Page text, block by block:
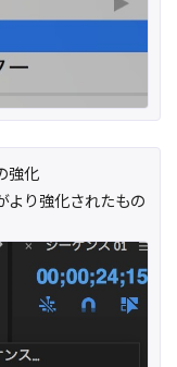
強化
り強化されたもの